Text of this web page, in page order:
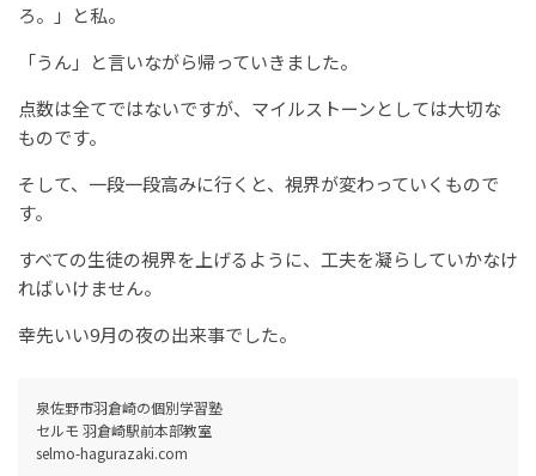
ろ。」と私。
「うん」と言いながら帰っていきました。
点数は全てではないですが、マイルストーンとしては大切な
ものです。
そして、一段一段高みに行くと、視界が変わっていくもので
す。
すべての生徒の視界を上げるように、工夫を凝らしていかなけ
ればいけません。
幸先いい9月の夜の出来事でした。
泉佐野市羽倉崎の個別学習塾
セルモ 羽倉崎駅前本部教室
selmo-hagurazaki.com